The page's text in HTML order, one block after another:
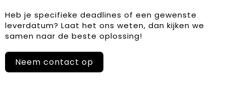
Heb je specifieke deadlines of een gewenste
leverdatum? Laat het ons weten, dan kijken we
samen naar de beste oplossing!
Neem contact op